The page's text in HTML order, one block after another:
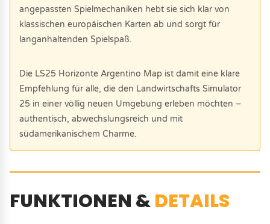
angepassten Spielmechaniken hebt sie sich klar von
klassischen europäischen Karten ab und sorgt für
langanhaltenden Spielspaß.
Die LS25 Horizonte Argentino Map ist damit eine klare
Empfehlung für alle, die den Landwirtschafts Simulator
25 in einer völlig neuen Umgebung erleben möchten –
authentisch, abwechslungsreich und mit
südamerikanischem Charme.
FUNKTIONEN &DETAILS